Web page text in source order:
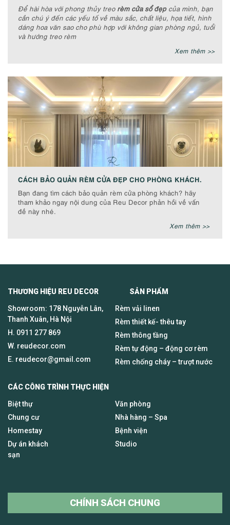
Để hài hòa với phong thủy treo rèm cửa sổ đẹpcủa mình, bạn
cần chú ý đến các yếu tố về màu sắc, chất liệu, họa tiết, hình
dáng hoa văn sao cho phù hợp với không gian phòng ngủ, tuổi
và hướng treo rèm
Xem thêm >>
CÁCH BẢO QUẢN RÈM CỬA ĐẸP CHO PHÒNG KHÁCH.
Bạn đang tìm cách bảo quản rèm cửa phòng khách? hãy
tham khảo ngay nội dung của Reu Decor phản hồi về vấn
đề này nhé.
Xem thêm >>
THƯƠNG HIỆU REU DECOR SẢN PHẨM
Showroom: 178 Nguyễn Lân,
Thanh Xuân, Hà Nội
H. 0911 277 869
W. reudecor.com
E. reudecor@gmail.com
Rèm vải linen
Rèm thiết kế- thêu tay
Rèm thông tầng
Rèm tự động – động cơ rèm
Rèm chống cháy – trượt nước
CÁC CÔNG TRÌNH THỰC HIỆN
Biệt thự
Chung cư
Homestay
Dự án khách
sạn
Văn phòng
Nhà hàng – Spa
Bệnh viện
Studio
CHÍNH SÁCH CHUNG